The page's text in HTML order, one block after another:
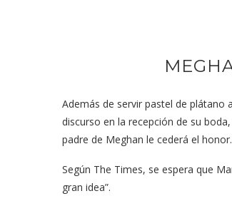
Además de servir pastel de plátano
discurso en la recepción de su
padre de Meghan le cederá el
Según The Times, se espera que
gran idea”.